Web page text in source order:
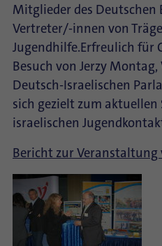
Mitglieder des Deutschen
Vertreter/-innen von
Jugendhilfe.Erfreulich für
Besuch von Jerzy
Deutsch-Israelischen
sich gezielt zum aktuellen
israelischen
Bericht zur Veranstaltung